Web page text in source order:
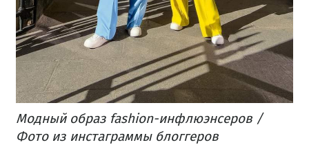
Модный образ fashion-инфлюэнсеров /
Фото из инстаграммы блоггеров